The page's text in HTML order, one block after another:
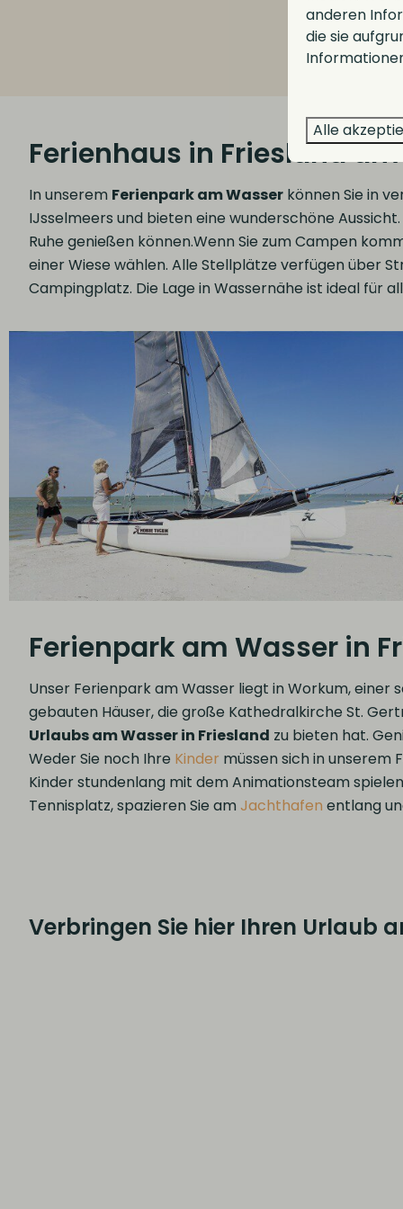
Ferienhaus in Friesland
In unserem Ferienpark am Wasser können Sie in
IJsselmeers und bieten eine wunderschöne
Ruhe genießen können.Wenn Sie zum Campen
einer Wiese wählen. Alle Stellplätze verfügen über
Campingplatz. Die Lage in Wassernähe ist ideal für
Ferienpark am Wasser in
Unser Ferienpark am Wasser liegt in Workum,
gebauten Häuser, die große Kathedralkirche St.
Urlaubs am Wasser in Friesland zu bieten hat.
Weder Sie noch Ihre Kinder müssen sich in unserem
Kinder stundenlang mit dem Animationsteam
Tennisplatz, spazieren Sie amJachthafen entlang
Verbringen Sie hier Ihren Urlaub
anderen
die sie
Alle